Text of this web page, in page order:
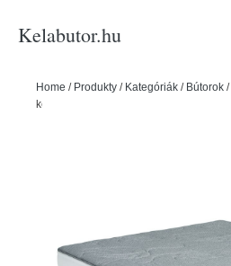
Kelabutor.hu
Home / Produkty / Kategóriák / Bútorok /
keménységű hab matrac 200x200 cm